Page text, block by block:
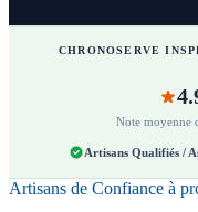
CHRONOSERVE
Note moyenne
Artisans Qualifiés /
Artisans de Confiance à